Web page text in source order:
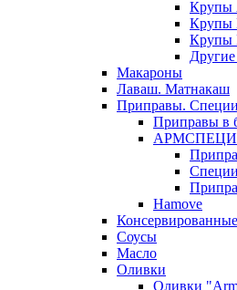
Крупы
Крупы
Крупы
Макароны
Лаваш. Матнакаш
Приправы. Специи
Приправы в
Специи
Hamove
Соусы
Масло
Оливки
Оливки